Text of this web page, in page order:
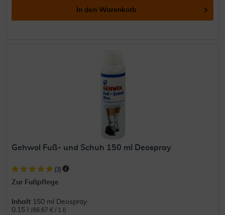
In den Warenkorb
Gehwol Fuß- und Schuh 150 ml Deospray
(3)
Zur Fußpflege
Inhalt 150 ml Deospray
0.15 l
(66,67 € / 1 l)